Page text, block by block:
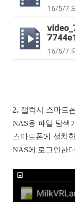
2. 갤럭시 스마트
NAS용 파일 탐색
스마트폰에 설치
NAS에 로그인한